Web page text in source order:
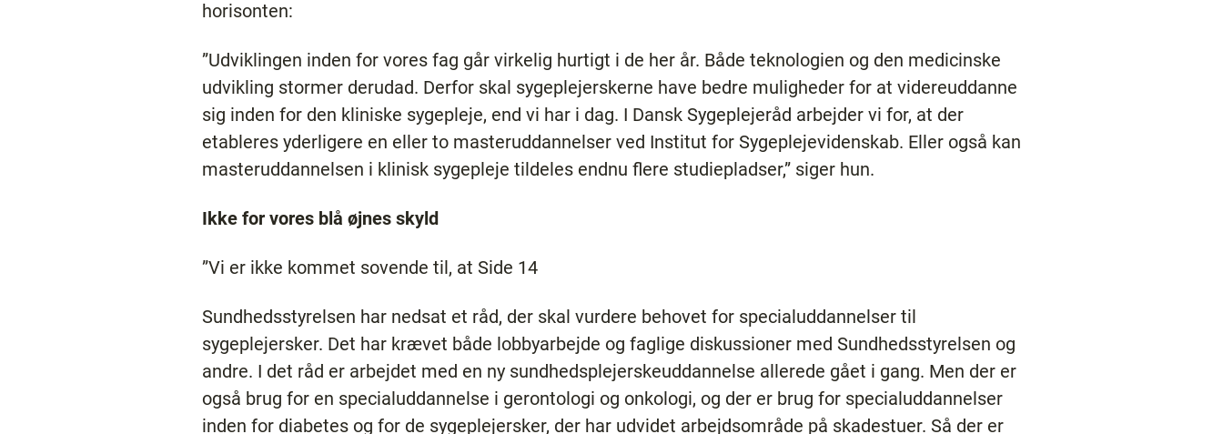
horisonten:
”Udviklingen inden for vores fag går virkelig hurtigt i de her år. Både teknologien og den medicinske
udvikling stormer derudad. Derfor skal sygeplejerskerne have bedre muligheder for at videreuddanne
sig inden for den kliniske sygepleje, end vi har i dag. I Dansk Sygeplejeråd arbejder vi for, at der
etableres yderligere en eller to masteruddannelser ved Institut for Sygeplejevidenskab. Eller også kan
masteruddannelsen i klinisk sygepleje tildeles endnu flere studiepladser,” siger hun.
Ikke for vores blå øjnes skyld
”Vi er ikke kommet sovende til, at Side 14
Sundhedsstyrelsen har nedsat et råd, der skal vurdere behovet for specialuddannelser til
sygeplejersker. Det har krævet både lobbyarbejde og faglige diskussioner med Sundhedsstyrelsen og
andre. I det råd er arbejdet med en ny sundhedsplejerskeuddannelse allerede gået i gang. Men der er
også brug for en specialuddannelse i gerontologi og onkologi, og der er brug for specialuddannelser
inden for diabetes og for de sygeplejersker, der har udvidet arbejdsområde på skadestuer. Så der er